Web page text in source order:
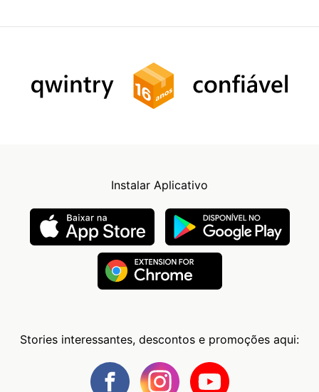
Instalar Aplicativo
Stories interessantes, descontos e promoções aqui: